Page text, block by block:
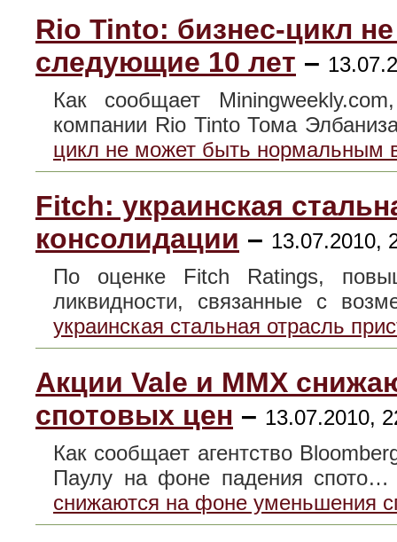
Rio Tinto: бизнес-цикл
следующие 10 лет –
Как сообщает
компании Rio Tinto Тома
цикл не может быть нормальным
Fitch: украинская
консолидации – 13.07.2010,
По оценке Fitch Ratings,
ликвидности, связанные с
украинская стальная отрасль
Акции Vale и MMX
спотовых цен – 13.07.2010,
Как сообщает агентство
Паулу на фоне падения
снижаются на фоне уменьшения